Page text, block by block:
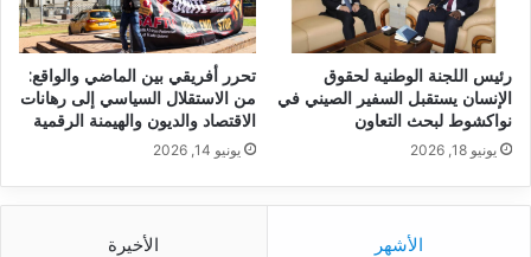
رئيس اللجنة الوطنية لحقوق
الإنسان يستقبل السفير الصيني في
نواكشوط لبحث التعاون
يونيو 18, 2026
تحرر أفريقي بين الماضي والواقع:
من الاستقلال السياسي إلى رهانات
الاقتصاد والديون والهيمنة الرقمية
يونيو 14, 2026
الأشهر الأخيرة